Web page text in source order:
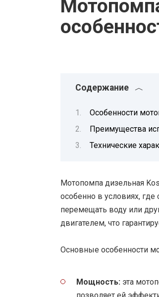
Содержание
Особенности
Преимущества
Технические
Мотопомпа дизельная
особенно в условиях,
перемещать воду или
двигателем, что
Основные особенности
Мощность: эта